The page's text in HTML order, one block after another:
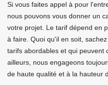
Si vous faites appel à pour
nous pouvons vous donner un
votre projet. Le tarif dépend en
à faire. Quoi qu'il en soit,
tarifs abordables et qui peuvent
ailleurs, nous engageons
de haute qualité et à la hauteur